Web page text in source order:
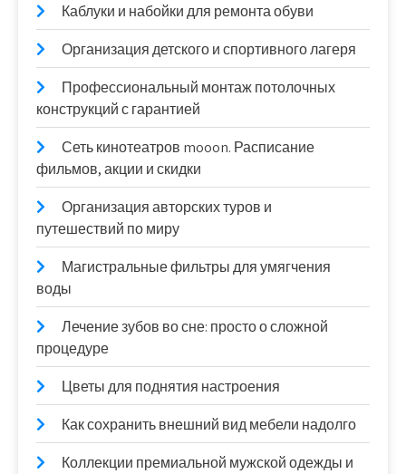
Каблуки и набойки для ремонта обуви
Организация детского и спортивного лагеря
Профессиональный монтаж потолочных
конструкций с гарантией
Сеть кинотеатров mooon. Расписание
фильмов, акции и скидки
Организация авторских туров и
путешествий по миру
Магистральные фильтры для умягчения
воды
Лечение зубов во сне: просто о сложной
процедуре
Цветы для поднятия настроения
Как сохранить внешний вид мебели надолго
Коллекции премиальной мужской одежды и